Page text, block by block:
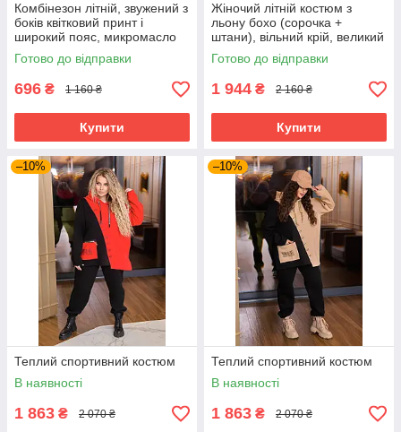
Комбінезон літній, звужений з
боків квітковий принт і
широкий пояс, микромасло
Готово до відправки
696 ₴ 1 160 ₴
Купити
Жіночий літній костюм з
льону бохо (сорочка +
штани), вільний крій, великий
розмір 52 кориця
Готово до відправки
1 944 ₴ 2 160 ₴
Купити
–10%
Теплий спортивний костюм
В наявності
1 863 ₴ 2 070 ₴
–10%
Теплий спортивний костюм
В наявності
1 863 ₴ 2 070 ₴